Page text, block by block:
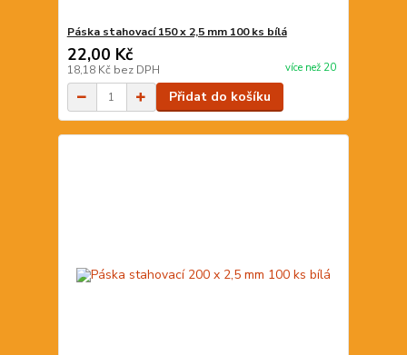
Páska stahovací 150 x 2,5 mm 100 ks bílá
22,00 Kč
18,18 Kč bez DPH více než 20
Přidat do košíku